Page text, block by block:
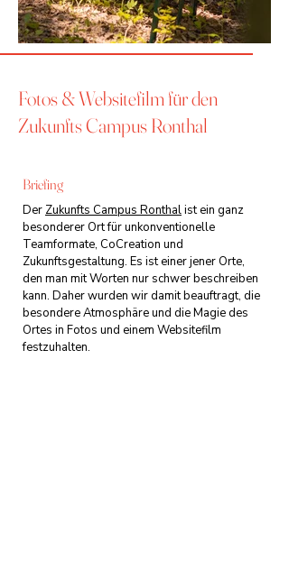
Fotos & Websitefilm für den
Zukunfts Campus Ronthal
Briefing
Der Zukunfts Campus Ronthalist ein ganz
besonderer Ort für unkonventionelle
Teamformate, CoCreation und
Zukunftsgestaltung. Es ist einer jener Orte,
den man mit Worten nur schwer beschreiben
kann. Daher wurden wir damit beauftragt, die
besondere Atmosphäre und die Magie des
Ortes in Fotos und einem Websitefilm
festzuhalten.